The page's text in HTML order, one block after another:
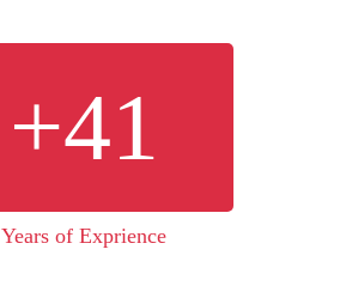
41
+
Years of Exprience